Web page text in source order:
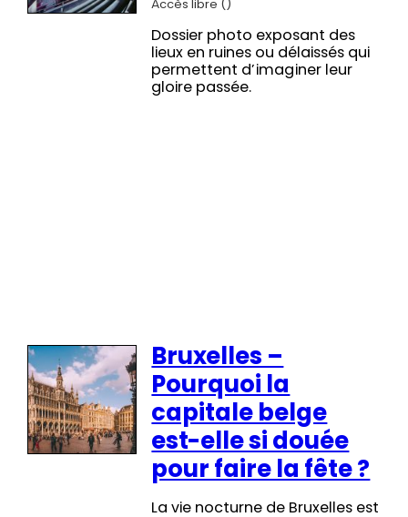
Accès libre ()
Dossier photo exposant des
lieux en ruines ou délaissés qui
permettent d’imaginer leur
gloire passée.
Bruxelles –
Pourquoi la
capitale belge
est-elle si douée
pour faire la fête ?
La vie nocturne de Bruxelles est